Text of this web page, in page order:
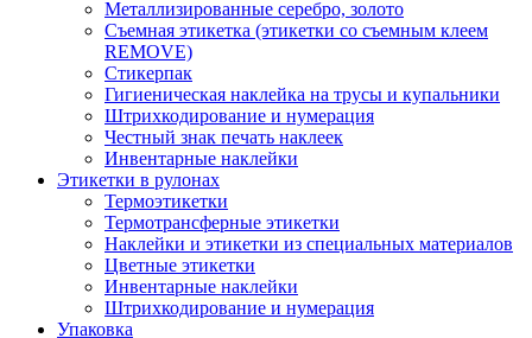
Металлизированные серебро, золото
Съемная этикетка (этикетки со съемным клеем
REMOVE)
Стикерпак
Гигиеническая наклейка на трусы и купальники
Штрихкодирование и нумерация
Честный знак печать наклеек
Инвентарные наклейки
Этикетки в рулонах
Термоэтикетки
Термотрансферные этикетки
Наклейки и этикетки из специальных материалов
Цветные этикетки
Инвентарные наклейки
Штрихкодирование и нумерация
Упаковка